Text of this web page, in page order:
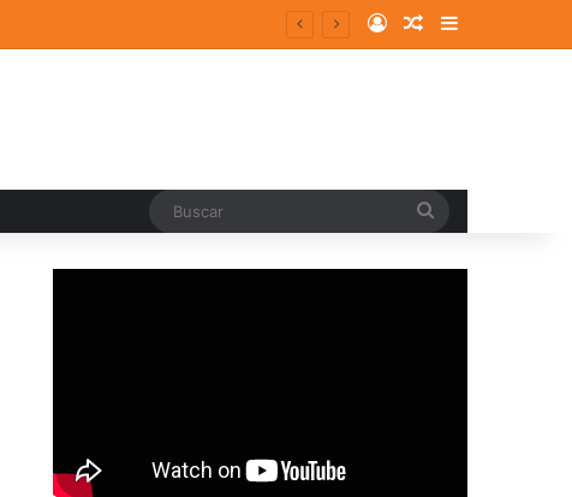
Log InRandom Article
Sidebar